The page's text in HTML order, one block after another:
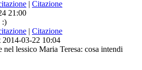
| Citazione
21:00
:)
| Citazione
2014-03-22 10:04
nel lessico Maria Teresa: cosa intendi